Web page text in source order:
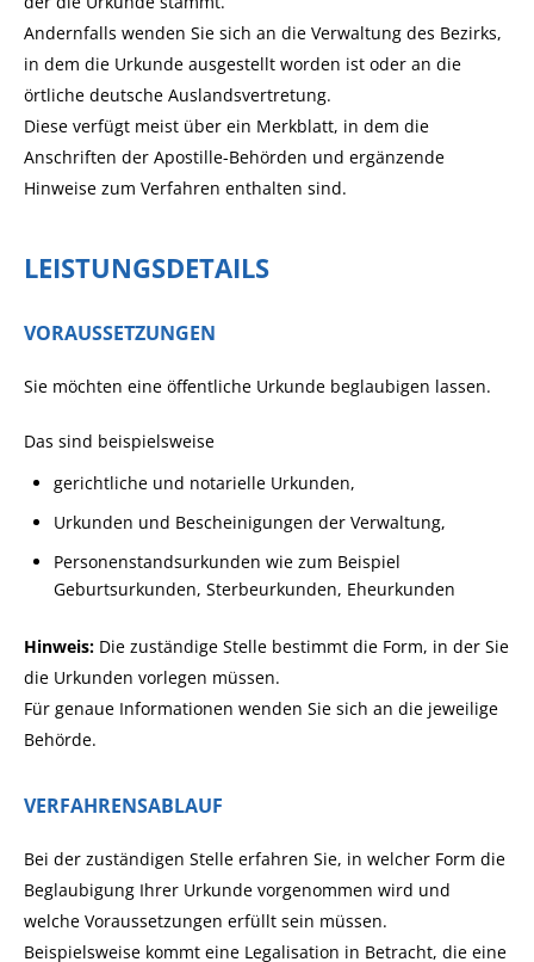
Andernfalls wenden Sie sich an die Verwaltung des Bezirks,
in dem die Urkunde ausgestellt worden ist oder an die
örtliche deutsche Auslandsvertretung.
Diese verfügt meist über ein Merkblatt, in dem die
Anschriften der Apostille-Behörden und ergänzende
Hinweise zum Verfahren enthalten sind.
LEISTUNGSDETAILS
VORAUSSETZUNGEN
Sie möchten eine öffentliche Urkunde beglaubigen lassen.
Das sind beispielsweise
gerichtliche und notarielle Urkunden,
Urkunden und Bescheinigungen der Verwaltung,
Personenstandsurkunden wie zum Beispiel
Geburtsurkunden, Sterbeurkunden, Eheurkunden
Hinweis: Die zuständige Stelle bestimmt die Form, in der Sie
die Urkunden vorlegen müssen.
Für genaue Informationen wenden Sie sich an die jeweilige
Behörde.
VERFAHRENSABLAUF
Bei der zuständigen Stelle erfahren Sie, in welcher Form die
Beglaubigung Ihrer Urkunde vorgenommen wird und
welche Voraussetzungen erfüllt sein müssen.
Beispielsweise kommt eine Legalisation in Betracht, die eine